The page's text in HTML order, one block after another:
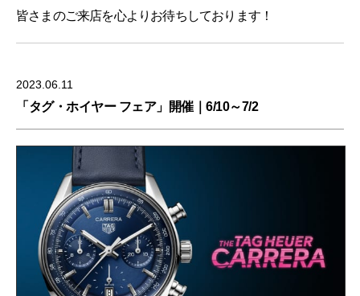
皆さまのご来店を心よりお待ちしております！
2023.06.11
「タグ・ホイヤー フェア」開催｜6/10～7/2